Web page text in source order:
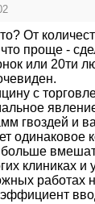
От
проще -
или 20ти
с
гвоздей и
одинаковое
клиниках и
работах